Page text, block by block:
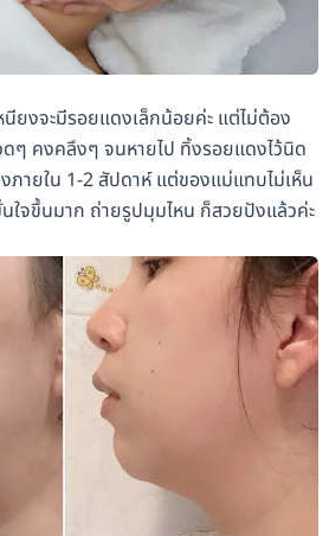
ยงจะมีรอยแดงเล็กน้อยค่ะ แต่ไม่ต้อง
ดๆ คงคลึงๆ จนหายไป ทิ้งรอยแดงไว้นิด
ภายใน 1-2 สัปดาห์ แต่ของแม่แทบไม่เห็น
ใจขึ้นมาก ถ่ายรูปมุมไหน ก็สวยปังแล้วค่ะ